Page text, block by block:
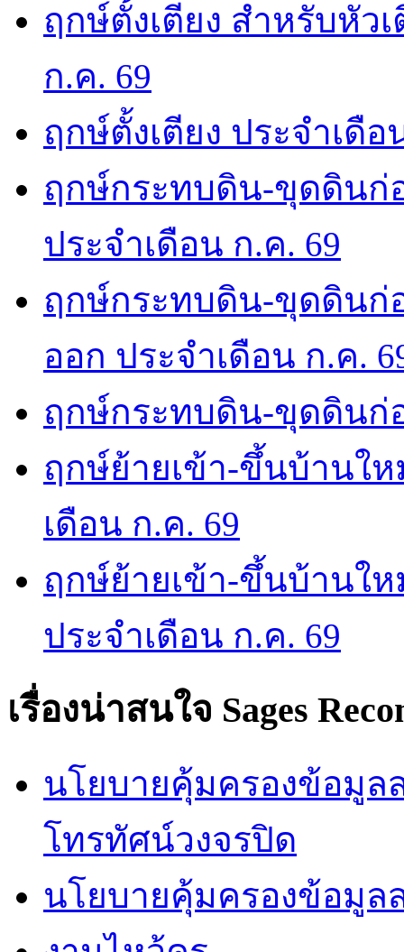
ฤกษ์ตั้งเตียง สำหรับหัว
ก.ค. 69
ฤกษ์ตั้งเตียง ประจำเดือ
ฤกษ์กระทบดิน-ขุดดินก่
ประจำเดือน ก.ค. 69
ฤกษ์กระทบดิน-ขุดดินก่
ออก ประจำเดือน ก.ค.
ฤกษ์กระทบดิน-ขุดดินก่
ฤกษ์ย้ายเข้า-ขึ้นบ้านใ
เดือน ก.ค. 69
ฤกษ์ย้ายเข้า-ขึ้นบ้านใ
ประจำเดือน ก.ค. 69
เรื่องน่าสนใจ Sages
นโยบายคุ้มครองข้อมูล
โทรทัศน์วงจรปิด
นโยบายคุ้มครองข้อมูล